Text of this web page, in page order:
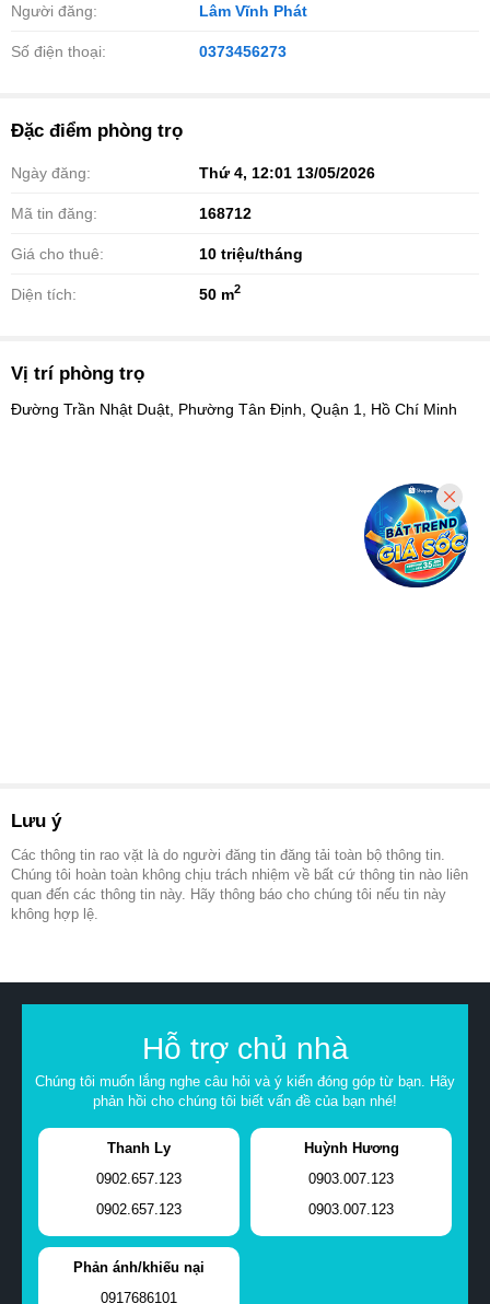
Người đăng: Lâm Vĩnh Phát
Số điện thoại: 0373456273
Đặc điểm phòng trọ
Ngày đăng: Thứ 4, 12:01 13/05/2026
Mã tin đăng: 168712
Giá cho thuê: 10 triệu/tháng
Diện tích: 50 m2
Vị trí phòng trọ
Đường Trần Nhật Duật, Phường Tân Định, Quận 1, Hồ Chí Minh
Lưu ý
Các thông tin rao vặt là do người đăng tin đăng tải toàn bộ thông tin.
Chúng tôi hoàn toàn không chịu trách nhiệm về bất cứ thông tin nào liên
quan đến các thông tin này. Hãy thông báo cho chúng tôi nếu tin này
không hợp lệ.
Hỗ trợ chủ nhà
Chúng tôi muốn lắng nghe câu hỏi và ý kiến đóng góp từ bạn. Hãy
phản hồi cho chúng tôi biết vấn đề của bạn nhé!
Thanh Ly
0902.657.123
0902.657.123
Huỳnh Hương
0903.007.123
0903.007.123
Phản ánh/khiếu nại
0917686101